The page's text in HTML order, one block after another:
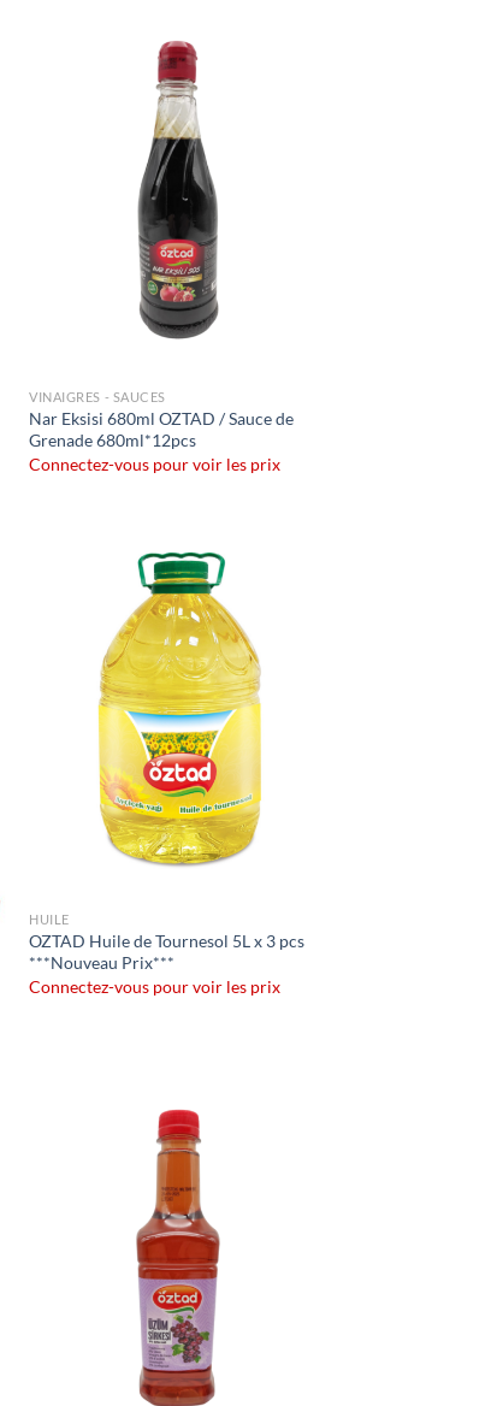
VINAIGRES - SAUCES
Nar Eksisi 680ml OZTAD / Sauce de
Grenade 680ml*12pcs
Connectez-vous pour voir les prix
HUILE
OZTAD Huile de Tournesol 5L x 3 pcs
***Nouveau Prix***
Connectez-vous pour voir les prix